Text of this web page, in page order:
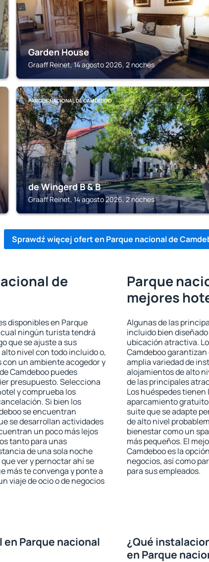
Garden House
Graaff Reinet, 14 agosto 2026, 2 noches
PARQUE NACIONAL DE CAMDEBOO
de Wingerd B & B
Graaff Reinet, 14 agosto 2026, 2 noches
Sprawdź więcej ofert en Parque nacional de
de
disponibles en Parque
cual ningún turista tendrá
que se ajuste a sus
nivel con todo incluido o,
con un ambiente acogedor y
Camdeboo puedes
presupuesto. Selecciona
y comprueba los
Si bien los
se encuentran
se desarrollan actividades
un poco más lejos
tanto para unas
de una sola noche
ver y pernoctar ahí se
más te convenga y ponte a
viaje de ocio o de negocios
Parque
mejores
Algunas de las
incluido bien
ubicación atractiva.
Camdeboo
amplia variedad de
alojamientos de alto
de las principales
Los huéspedes tienen
aparcamiento
suite que se adapte
de alto nivel
bienestar como un
más pequeños. El
Camdeboo es la
negocios, así como
para sus empleados.
Parque nacional
¿Qué
en Parque